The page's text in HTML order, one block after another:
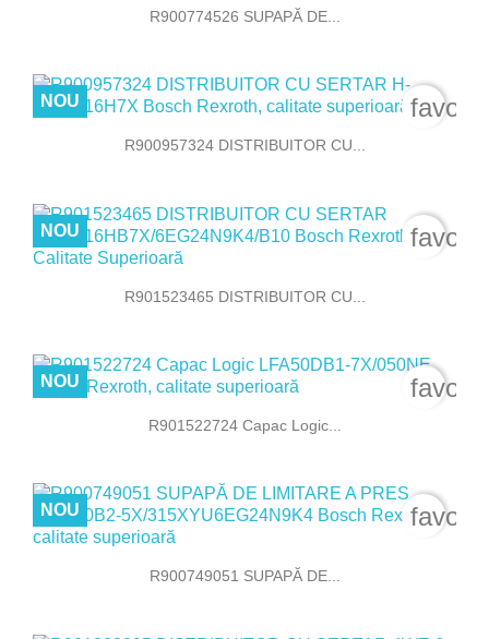
R900774526 SUPAPĂ DE...
R900957324 DISTRIBUITOR CU...
NOU
R901523465 DISTRIBUITOR CU...
NOU
R901522724 Capac Logic...
NOU
R900749051 SUPAPĂ DE...
NOU